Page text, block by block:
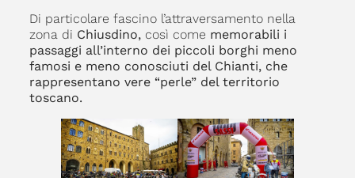
Di particolare fascino l’attraversamento nella
zona di Chiusdino, così come memorabili i
passaggi all’interno dei piccoli borghi meno
famosi e meno conosciuti del Chianti, che
rappresentano vere “perle” del territorio
toscano.